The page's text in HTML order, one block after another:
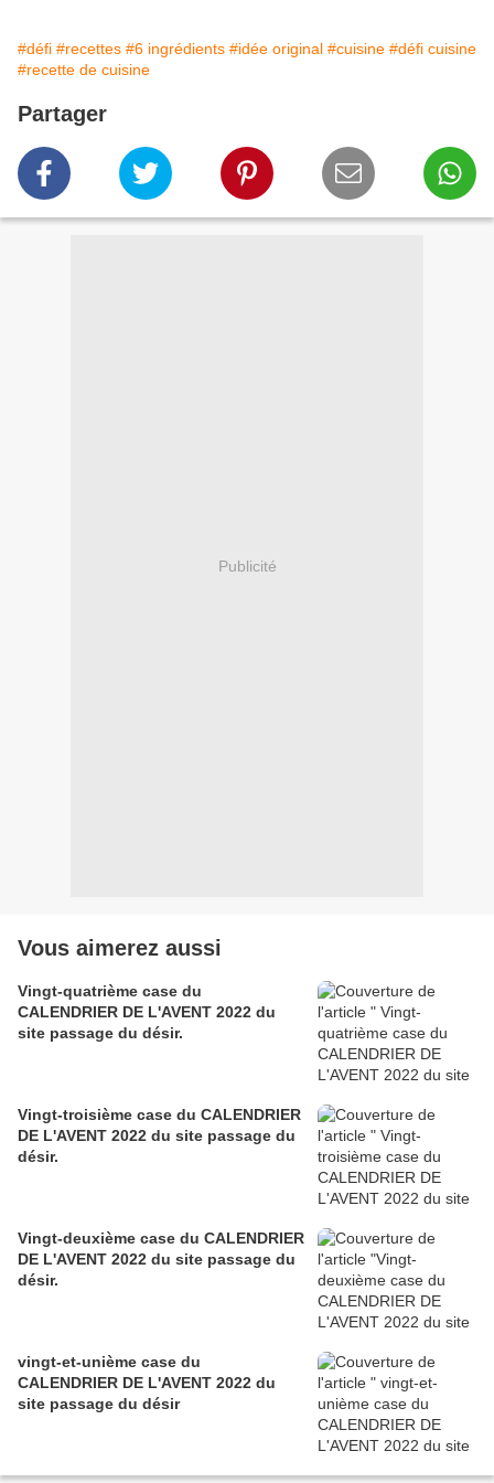
#défi #recettes #6 ingrédients #idée original #cuisine #défi cuisine
#recette de cuisine
Partager
Publicité
Vous aimerez aussi
Vingt-quatrième case du
CALENDRIER DE L'AVENT 2022 du
site passage du désir.
Vingt-troisième case du CALENDRIER
DE L'AVENT 2022 du site passage du
désir.
Vingt-deuxième case du CALENDRIER
DE L'AVENT 2022 du site passage du
désir.
vingt-et-unième case du
CALENDRIER DE L'AVENT 2022 du
site passage du désir